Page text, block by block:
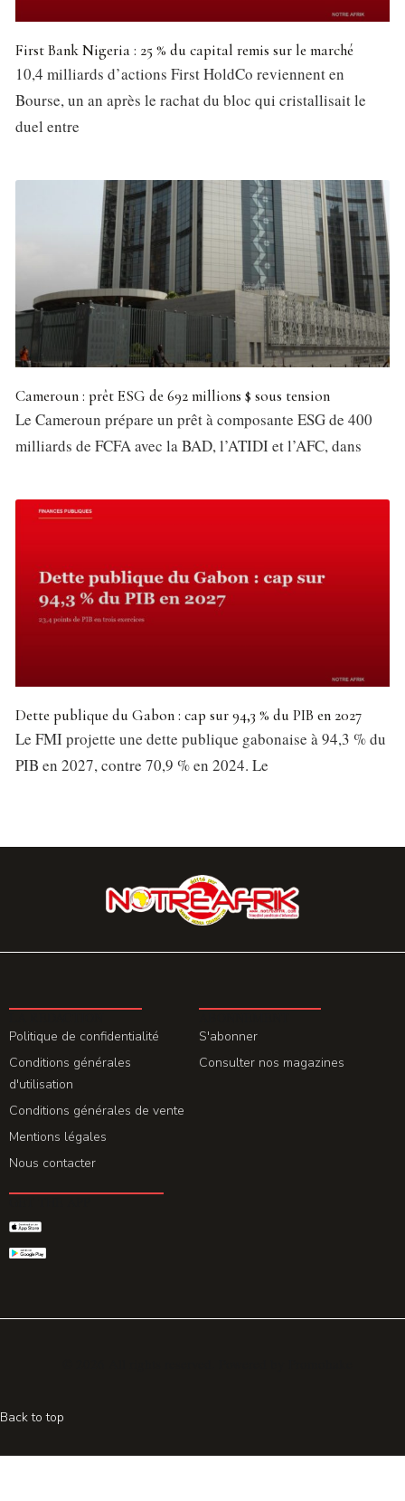
First Bank Nigeria : 25 % du capital remis sur le marché
10,4 milliards d’actions First HoldCo reviennent en
Bourse, un an après le rachat du bloc qui cristallisait le
duel entre
Cameroun : prêt ESG de 692 millions $ sous tension
Le Cameroun prépare un prêt à composante ESG de 400
milliards de FCFA avec la BAD, l’ATIDI et l’AFC, dans
Dette publique du Gabon : cap sur 94,3 % du PIB en 2027
Le FMI projette une dette publique gabonaise à 94,3 % du
PIB en 2027, contre 70,9 % en 2024. Le
Politique de confidentialité
Conditions générales
d'utilisation
Conditions générales de vente
Mentions légales
Nous contacter
S'abonner
Consulter nos magazines
Back to top